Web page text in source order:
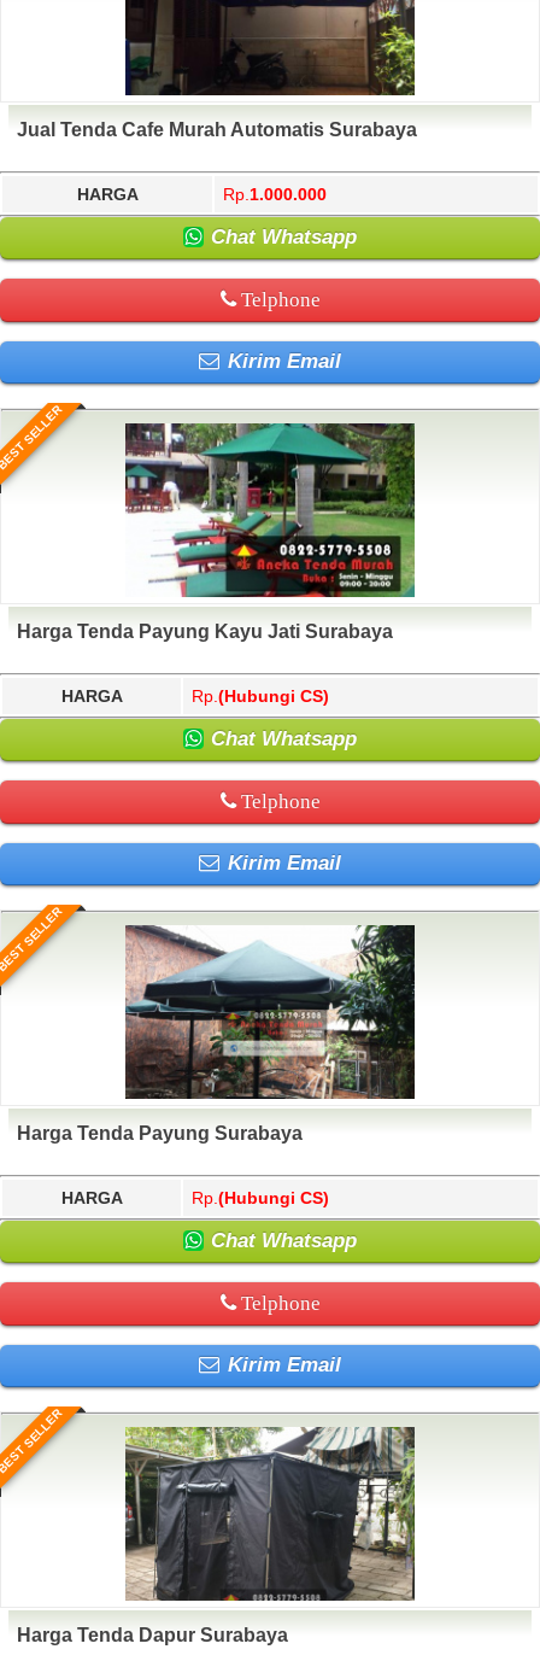
Jual Tenda Cafe Murah Automatis Surabaya
HARGA Rp. 1.000.000
Chat Whatsapp
Telphone
Kirim Email
SELLER
Harga Tenda Payung Kayu Jati Surabaya
HARGA Rp. (Hubungi CS)
Chat Whatsapp
Telphone
Kirim Email
SELLER
Harga Tenda Payung Surabaya
HARGA Rp. (Hubungi CS)
Chat Whatsapp
Telphone
Kirim Email
SELLER
Harga Tenda Dapur Surabaya